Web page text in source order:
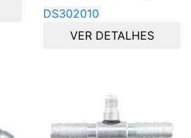
DS302010
VER DETALHES